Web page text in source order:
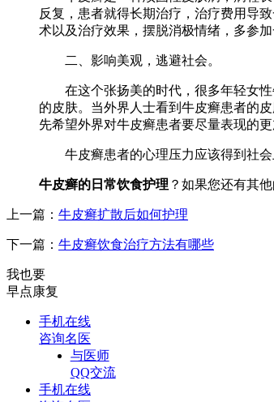
反复，患者就得长期治疗，治疗费用导
术以及治疗效果，摆脱消极情绪，多参
二、影响美观，逃避社会。
在这个张扬美的时代，很多年轻女性
的皮肤。当外界人士看到牛皮癣患者的
先希望外界对牛皮癣患者要尽量表现的
牛皮癣患者的心理压力应该得到社会
牛皮癣的日常饮食护理 ？如果您还有其
上一篇： 牛皮癣扩散后如何护理
下一篇： 牛皮癣饮食治疗方法有哪些
我也要
早点康复
手机在线
咨询名医
与医师
QQ交流
手机在线